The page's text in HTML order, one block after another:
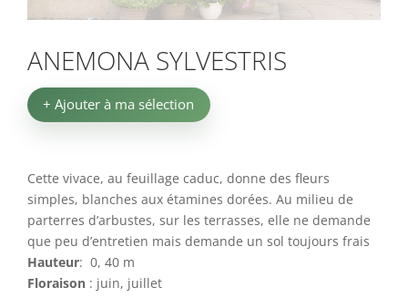
ANEMONA SYLVESTRIS
+ Ajouter à ma sélection
Cette vivace, au feuillage caduc, donne des fleurs
simples, blanches aux étamines dorées. Au milieu de
parterres d’arbustes, sur les terrasses, elle ne demande
que peu d’entretien mais demande un sol toujours frais
Hauteur: 0, 40 m
Floraison : juin, juillet